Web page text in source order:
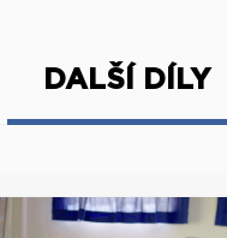
DALŠÍ DÍLY